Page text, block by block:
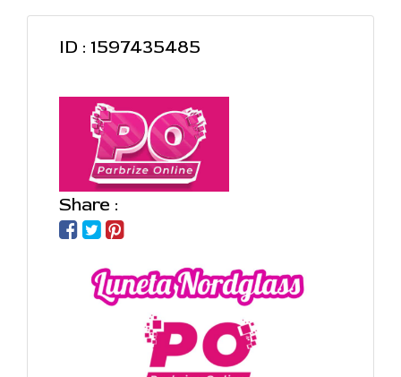
ID : 1597435485
Share :